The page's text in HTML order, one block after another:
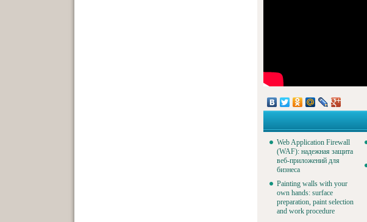
Web Application Firewall
(WAF): надежная защита
веб-приложений для
бизнеса
Painting walls with your
own hands: surface
preparation, paint selection
and work procedure